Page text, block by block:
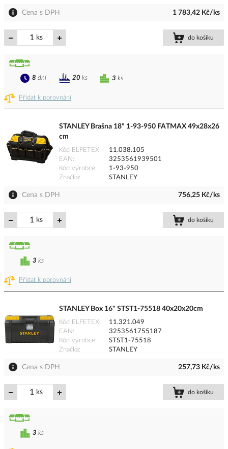
Cena s DPH 1 783,42 Kč/ks
ks do košíku
Přidat k porovnání
3 ks
8 dní 20 ks
STANLEY Brašna 18" 1-93-950 FATMAX 49x28x26
cm
Kód ELFETEX
11.038.105
EAN
3253561939501
Kód výrobce
1-93-950
Značka
STANLEY
Cena s DPH 756,25 Kč/ks
ks do košíku
Přidat k porovnání
3 ks
STANLEY Box 16" STST1-75518 40x20x20cm
Kód ELFETEX
11.321.049
EAN
3253561755187
Kód výrobce
STST1-75518
Značka
STANLEY
Cena s DPH 257,73 Kč/ks
ks do košíku
3 ks